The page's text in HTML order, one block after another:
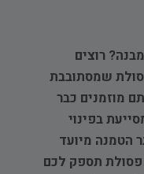
רוצים
שמסתובבת
כבר
בפינוי
מיועד
תספק לכם